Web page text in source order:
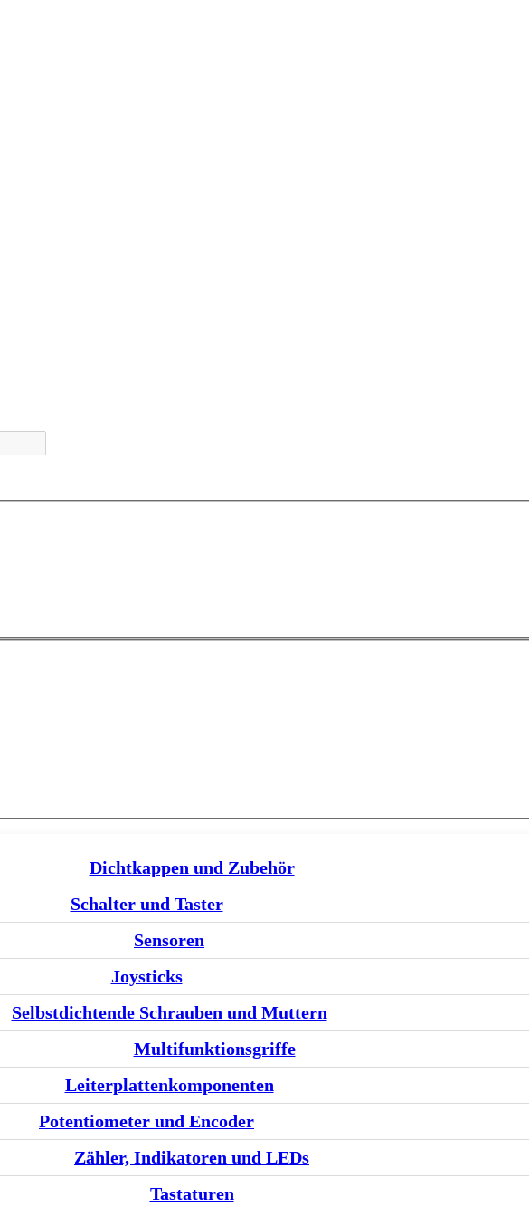
Dichtkappen und Zubehör
Schalter und Taster
Sensoren
Joysticks
Selbstdichtende Schrauben und Muttern
Multifunktionsgriffe
Leiterplattenkomponenten
Potentiometer und Encoder
Zähler, Indikatoren und LEDs
Tastaturen